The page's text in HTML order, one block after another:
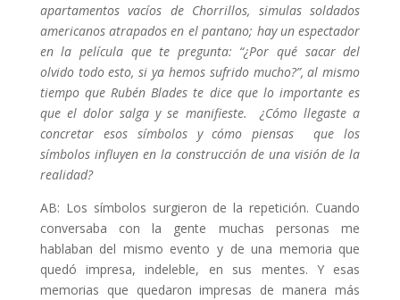
apartamentos vacíos de Chorrillos, simulas soldados
americanos atrapados en el pantano; hay un espectador
en la película que te pregunta: “¿Por qué sacar del
olvido todo esto, si ya hemos sufrido mucho?”, al mismo
tiempo que Rubén Blades te dice que lo importante es
que el dolor salga y se manifieste. ¿Cómo llegaste a
concretar esos símbolos y cómo piensas que los
símbolos influyen en la construcción de una visión de la
realidad?
AB: Los símbolos surgieron de la repetición. Cuando
conversaba con la gente muchas personas me
hablaban del mismo evento y de una memoria que
quedó impresa, indeleble, en sus mentes. Y esas
memorias que quedaron impresas de manera más